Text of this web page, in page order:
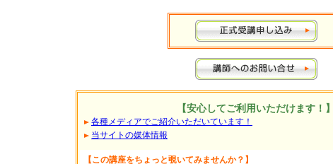
【安心してご利用いただけます！】
各種メディアでご紹介いただいています！
当サイトの媒体情報
【この講座をちょっと覗いてみませんか？】